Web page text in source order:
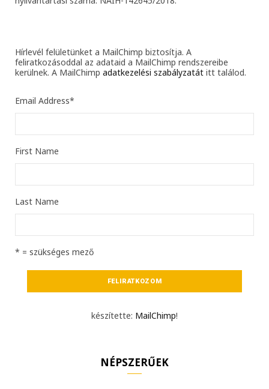
Hírlevél felületünket a MailChimp biztosítja. A
feliratkozásoddal az adataid a MailChimp rendszereibe
kerülnek. A MailChimp adatkezelési szabályzatát itt találod.
Email Address*
First Name
Last Name
* = szükséges mező
készítette: MailChimp!
NÉPSZERŰEK